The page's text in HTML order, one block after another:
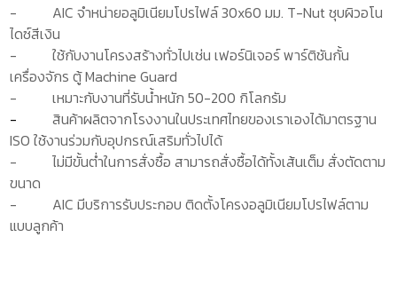
-
AICจำหน่ายอลูมิเนียมโปรไฟล์30x60 มม. T-Nutชุบผิวอโน
ไดซ์สีเงิน
-
ใช้กับงานโครงสร้างทั่วไปเช่น เฟอร์นิเจอร์ พาร์ติชันกั้น
เครื่องจักร ตู้Machine Guard
-
เหมาะกับงานที่รับน้ำหนัก 50-200 กิโลกรัม
-
สินค้าผลิตจากโรงงานในประเทศไทยของเราเองได้มาตรฐาน
ISO ใช้งานร่วมกับอุปกรณ์เสริมทั่วไปได้
-
ไม่มีขั้นต่ำในการสั่งซื้อ สามารถสั่งซื้อได้ทั้งเส้นเต็ม สั่งตัดตาม
ขนาด
-
AICมีบริการรับประกอบ ติดตั้งโครงอลูมิเนียมโปรไฟล์ตาม
แบบลูกค้า